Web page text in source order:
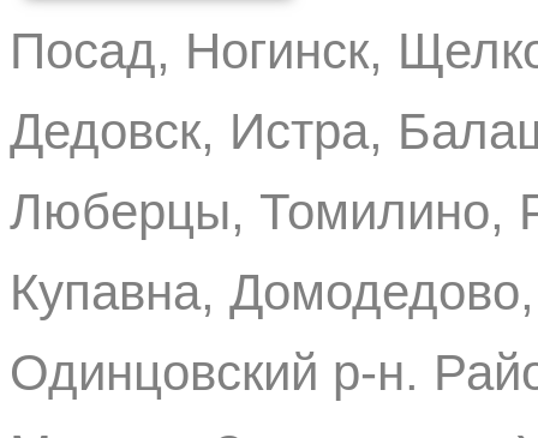
Посад, Ногинск,
Дедовск, Истра,
Люберцы, Томилино,
Купавна,
Одинцовский р-н.